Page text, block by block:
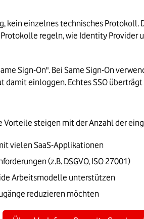
kein einzelnes technisches
Protokolle regeln, wie Identity
Sign-On". Bei Same Sign-On
damit einloggen. Echtes SSO
Vorteile steigen mit der Anzahl der
vielen SaaS-Applikationen
(z.B. DSGVO, ISO 27001)
Arbeitsmodelle unterstützen
reduzieren möchten